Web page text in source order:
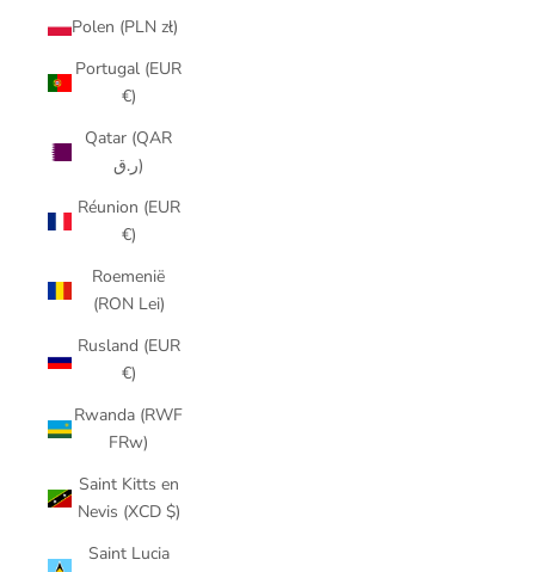
Polen (PLN zł)
Portugal (EUR
€)
Qatar (QAR
ر.ق)
Réunion (EUR
€)
Roemenië
(RON Lei)
Rusland (EUR
€)
Rwanda (RWF
FRw)
Saint Kitts en
Nevis (XCD $)
Saint Lucia